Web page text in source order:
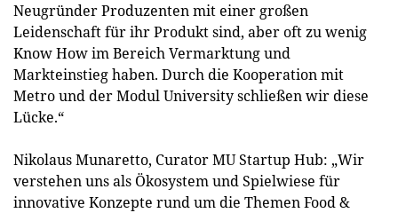
Neugründer Produzenten mit einer großen
Leidenschaft für ihr Produkt sind, aber oft zu wenig
Know How im Bereich Vermarktung und
Markteinstieg haben. Durch die Kooperation mit
Metro und der Modul University schließen wir diese
Lücke.“
Nikolaus Munaretto, Curator MU Startup Hub: „Wir
verstehen uns als Ökosystem und Spielwiese für
innovative Konzepte rund um die Themen Food &